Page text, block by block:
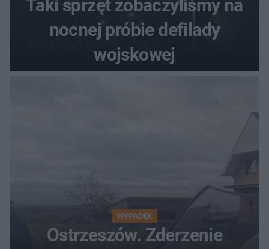
Taki sprzęt zobaczyliśmy na
nocnej próbie defilady
wojskowej
WYPADEK
Ostrzeszów. Zderzenie